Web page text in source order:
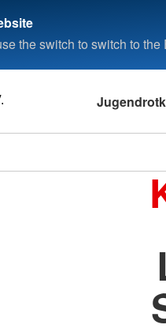
the switch to switch to